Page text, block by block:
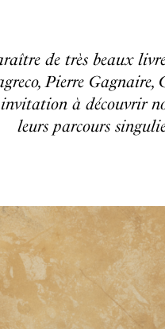
de très beaux
Pierre
à découvrir
leurs parcours